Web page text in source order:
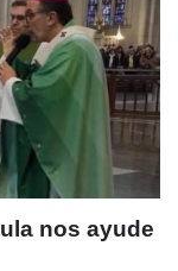
nos ayude